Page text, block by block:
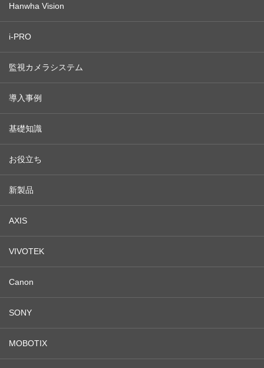
Hanwha Vision
i-PRO
監視カメラシステム
導入事例
基礎知識
お役立ち
新製品
AXIS
VIVOTEK
Canon
SONY
MOBOTIX